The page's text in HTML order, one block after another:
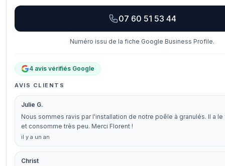
07 60 51 53 44
Numéro issu de la fiche Google Business Profile.
4 avis vérifiés Google
AVIS CLIENTS
Julie G.
Nous sommes ravis par l'installation de notre poêle à granulés. Il a
et consomme très peu. Merci Florent !
il y a un an
Christ